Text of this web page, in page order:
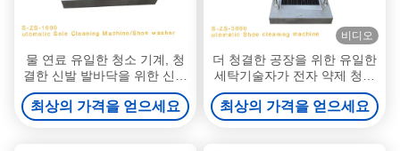
물 연료 유일한 청소 기계, 청
결한 신발 발바닥을 위한 신발
세탁기
최상의 가격을 얻으세요
비디오
더 청결한 공장을 위한 유일한
세탁기술자가 전자 약제 청소
신발 세탁기술자 기계에 의하
여, 구두를 신깁니다
최상의 가격을 얻으세요